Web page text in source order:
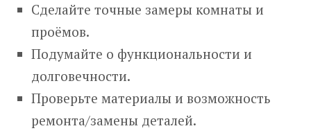
Сделайте точные замеры комнаты и
проёмов.
Подумайте о функциональности и
долговечности.
Проверьте материалы и возможность
ремонта/замены деталей.